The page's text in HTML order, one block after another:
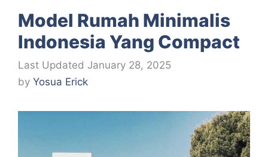
Model Rumah Minimalis
Indonesia Yang Compact
January 28, 2025
by Yosua Erick